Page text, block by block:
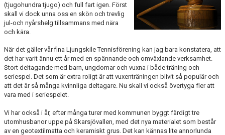
(tjugohundra tjugo) och full fart igen. Först
skall vi dock unna oss en skön och trevlig
jul-och nyårshelg tillsammans med nära
och kära.
När det gäller vår fina Ljungskile Tennisförening kan jag bara konstatera, att
det har varit ännu ett år med en spännande och omväxlande verksamhet.
Stort deltagande med barn, ungdomar och vuxna i både träning och
seriespel. Det som är extra roligt är att vuxenträningen blivit så populär och
att det är så många kvinnliga deltagare. Nu skall vi också övertyga fler att
vara med i seriespelet.
Vi har också i år, efter många turer med kommunen byggt färdigt tre
utomhusbanor uppe på Skarsjövallen, med det nya materialet som består
av en geotextilmatta och keramiskt grus. Det kan kännas lite annorlunda